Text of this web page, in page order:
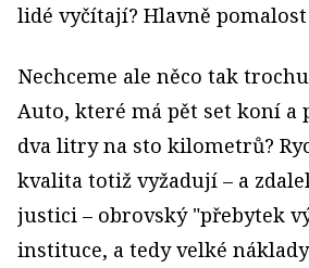
lidé vyčítají? Hlavně
Nechceme ale něco tak
Auto, které má pět set koní a
dva litry na sto kilometrů?
kvalita totiž vyžadují – a
justici – obrovský "přebytek
instituce, a tedy velké